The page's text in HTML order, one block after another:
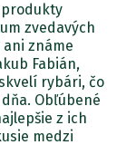
produkty
zvedavých
známe
Fabián,
rybári, čo
Obľúbené
z ich
medzi